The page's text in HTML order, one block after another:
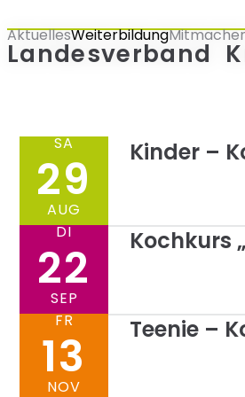
Inhalt
springen
AktuellesWeiterbildung
Landesverband
Kinder –
SA
29
AUG
Kochkurs
DI
22
SEP
Teenie –
FR
13
NOV